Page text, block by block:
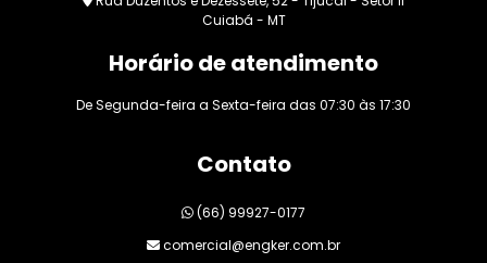
Cuiabá - MT
Horário de atendimento
De Segunda-feira a Sexta-feira das 07:30 às 17:30
Contato
(66) 99927-0177
comercial@engker.com.br